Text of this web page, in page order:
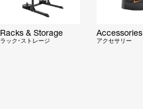
Racks & Storage
ラック・ストレージ
Accessories
アクセサリー